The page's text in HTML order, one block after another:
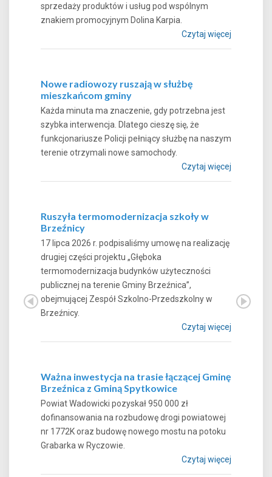
sprzedaży produktów i usług pod wspólnym
znakiem promocyjnym Dolina Karpia.
Czytaj więcej
Nowe radiowozy ruszają w służbę
mieszkańcom gminy
Każda minuta ma znaczenie, gdy potrzebna jest
szybka interwencja. Dlatego cieszę się, że
funkcjonariusze Policji pełniący służbę na naszym
terenie otrzymali nowe samochody.
Czytaj więcej
Ruszyła termomodernizacja szkoły w
Brzeźnicy
17 lipca 2026 r. podpisaliśmy umowę na realizację
drugiej części projektu „Głęboka
termomodernizacja budynków użyteczności
publicznej na terenie Gminy Brzeźnica”,
obejmującej Zespół Szkolno-Przedszkolny w
Brzeźnicy.
Czytaj więcej
Ważna inwestycja na trasie łączącej Gminę
Brzeźnica z Gminą Spytkowice
Powiat Wadowicki pozyskał 950 000 zł
dofinansowania na rozbudowę drogi powiatowej
nr 1772K oraz budowę nowego mostu na potoku
Grabarka w Ryczowie.
Czytaj więcej